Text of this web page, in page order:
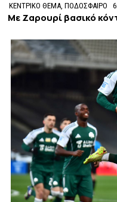
ΚΕΝΤΡΙΚΟ ΘΕΜΑ ,ΠΟΔΟΣΦΑΙΡΟ
Με Ζαρουρί βασικό